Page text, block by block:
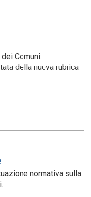
Comuni:
della nuova rubrica
normativa sulla